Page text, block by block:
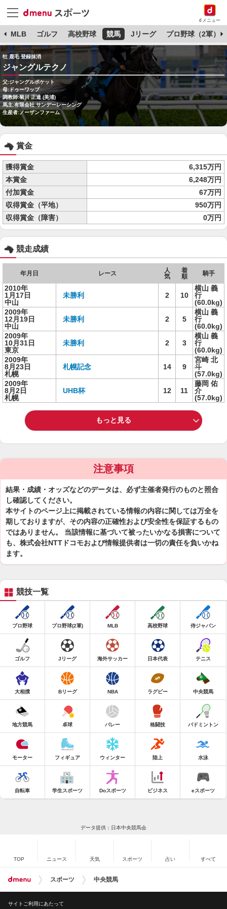
dメニュー
MLB ゴルフ 高校野球 競馬 Jリーグ プロ野球（2軍）
牡 鹿毛 登録抹消
ジャングルテクノ
父:ジャングルポケット
母:ドゥーワップ
調教師:菊川 正達 (美浦)
馬主:有限会社 サンデーレーシング
生産者:ノーザンファーム
賞金
獲得賞金
6,315万円
本賞金
6,248万円
付加賞金
67万円
収得賞金（平地）
950万円
収得賞金（障害）
0万円
競走成績
年月日 レース
人
気
着
順
騎手
2010年
1月17日
中山
未勝利 2 10
横山 義
行
(60.0kg)
2009年
12月19日
中山
未勝利 2 5
横山 義
行
(60.0kg)
2009年
10月31日
東京
未勝利 2 3
横山 義
行
(60.0kg)
2009年
8月23日
札幌
札幌記念 14 9
宮崎 北
斗
(57.0kg)
2009年
8月2日
札幌
UHB杯 12 11
藤岡 佑
介
(57.0kg)
もっと見る
注意事項
結果・成績・オッズなどのデータは、必ず主催者発行のものと照合
し確認してください。
本サイトのページ上に掲載されている情報の内容に関しては万全を
期しておりますが、その内容の正確性および安全性を保証するもの
ではありません。 当該情報に基づいて被ったいかなる損害について
も、株式会社NTTドコモおよび情報提供者は一切の責任を負いかね
ます。
競技一覧
プロ野球 プロ野球(2軍) MLB 高校野球 侍ジャパン
ゴルフ Jリーグ 海外サッカー 日本代表 テニス
大相撲 Bリーグ NBA ラグビー 中央競馬
地方競馬 卓球 バレー 格闘技 バドミントン
モーター フィギュア ウィンター 陸上 水泳
自転車 学生スポーツ Doスポーツ ビジネス eスポーツ
データ提供：日本中央競馬会
TOP ニュース 天気 スポーツ 占い すべて
スポーツ 中央競馬
サイトご利用にあたって